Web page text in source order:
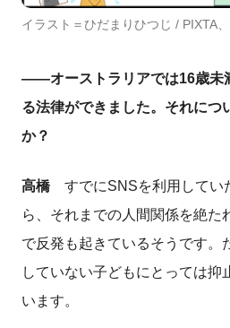
イラスト＝ひだまりひつじ / PIXTA
――オーストラリアでは16歳未
る法律ができました。それにつ
か？
高橋すでにSNSを利用してい
ら、それまでの人間関係を絶た
で反発も起きているそうです。
していない子どもにとっては抑
います。